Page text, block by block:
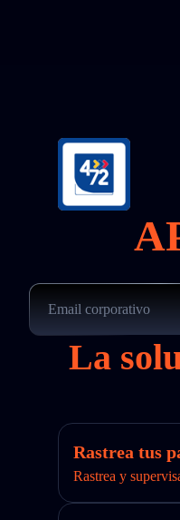
La
Rastrea tus
Rastrea y